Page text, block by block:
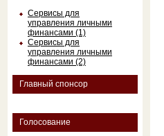
Сервисы для
управления личными
финансами (1)
Сервисы для
управления личными
финансами (2)
Главный спонсор
Голосование